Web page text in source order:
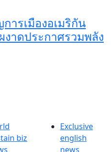
ารเมืองอเมริกัน
าดประกาศรวมพลัง
biz
Exclusive
english
news